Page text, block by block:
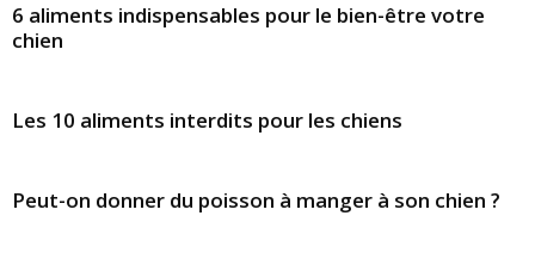
6 aliments indispensables pour le bien-être votre
chien
Les 10 aliments interdits pour les chiens
Peut-on donner du poisson à manger à son chien ?